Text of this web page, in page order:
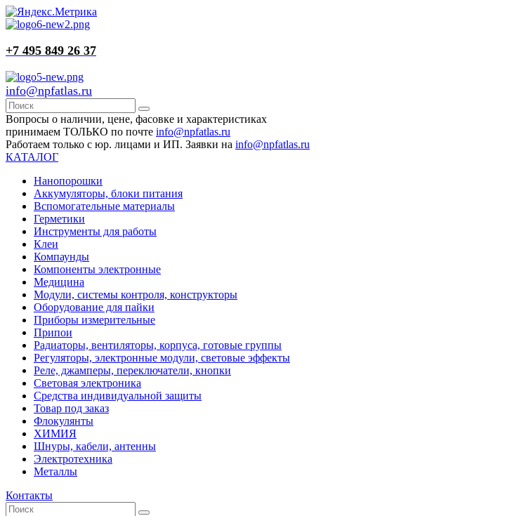
+7 495 849 26 37
info@npfatlas.ru
Вопросы о наличии, цене, фасовке и характеристиках
принимаем ТОЛЬКО по почте info@npfatlas.ru
Работаем только с юр. лицами и ИП. Заявки на info@npfatlas.ru
КАТАЛОГ
Нанопорошки
Аккумуляторы, блоки питания
Вспомогательные материалы
Герметики
Инструменты для работы
Клеи
Компаунды
Компоненты электронные
Медицина
Модули, системы контроля, конструкторы
Оборудование для пайки
Приборы измерительные
Припои
Радиаторы, вентиляторы, корпуса, готовые группы
Регуляторы, электронные модули, световые эффекты
Реле, джамперы, переключатели, кнопки
Световая электроника
Средства индивидуальной защиты
Товар под заказ
Флокулянты
ХИМИЯ
Шнуры, кабели, антенны
Электротехника
Металлы
Контакты